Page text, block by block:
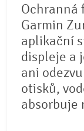
Ochranná
Garmin
aplikační
displeje a
ani
otisků,
absorbuje